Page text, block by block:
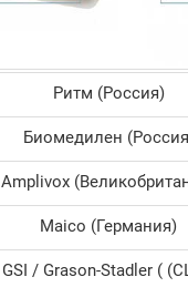
Ритм (Россия)
Биомедилен
Amplivox
Maico (Германия)
GSI / Grason-Stadler (